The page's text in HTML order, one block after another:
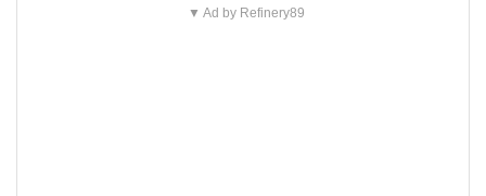
▼ Ad by Refinery89